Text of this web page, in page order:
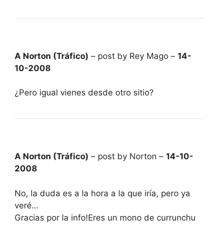
A Norton (Tráfico) – post by Rey Mago – 14-
10-2008
¿Pero igual vienes desde otro sitio?
A Norton (Tráfico) – post by Norton – 14-10-
2008
No, la duda es a la hora a la que iría, pero ya
veré…
Gracias por la info!Eres un mono de currunchu